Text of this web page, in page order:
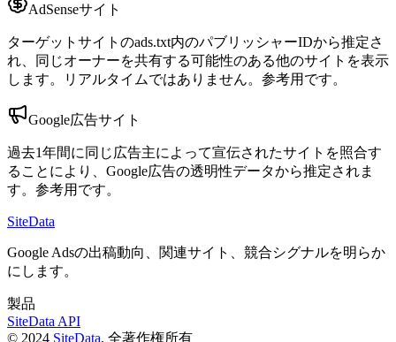
AdSenseサイト
ターゲットサイトのads.txt内のパブリッシャーIDから推定さ
れ、同じオーナーを共有する可能性のある他のサイトを表示
します。リアルタイムではありません。参考用です。
Google広告サイト
過去1年間に同じ広告主によって宣伝されたサイトを照合す
ることにより、Google広告の透明性データから推定されま
す。参考用です。
SiteData
Google Adsの出稿動向、関連サイト、競合シグナルを明らか
にします。
製品
SiteData API
© 2024 SiteData, 全著作権所有